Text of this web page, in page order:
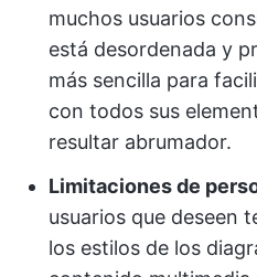
muchos usuarios
está desordenada y
más sencilla para
con todos sus
resultar abrumador.
Limitaciones de
usuarios que deseen
los estilos de los